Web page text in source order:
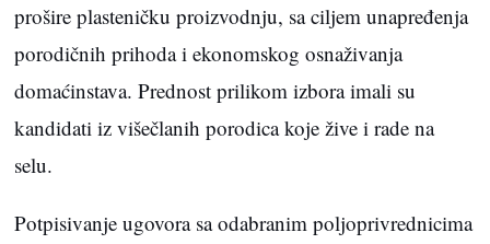
prošire plasteničku proizvodnju, sa ciljem unapređenja
porodičnih prihoda i ekonomskog osnaživanja
domaćinstava. Prednost prilikom izbora imali su
kandidati iz višečlanih porodica koje žive i rade na
selu.
Potpisivanje ugovora sa odabranim poljoprivrednicima